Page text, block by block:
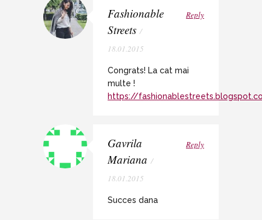
Fashionable
Streets /
18.01.2015
Reply
Congrats! La cat mai
multe !
https://
Gavrila
Mariana /
18.01.2015
Reply
Succes dana